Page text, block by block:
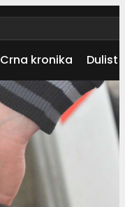
Crna kronika Dulist